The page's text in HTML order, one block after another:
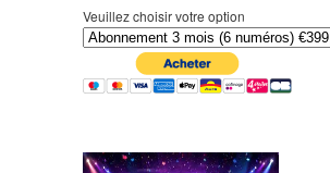
Veuillez choisir votre option